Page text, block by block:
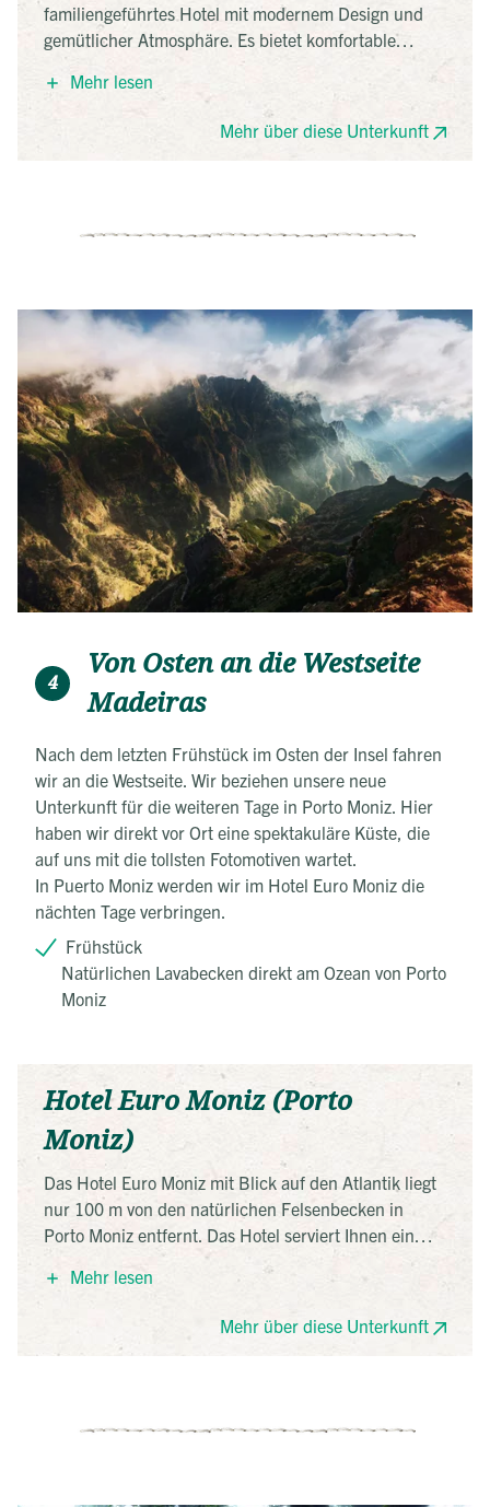
familiengeführtes Hotel mit modernem Design und
gemütlicher Atmosphäre. Es bietet komfortable
Zimmer, eine Dachterrasse mit Blick auf das Meer
und ein hauseigenes Restaurant. Dank seiner
zentralen Lage sind die Altstadt, Geschäfte und
Sehenswürdigkeiten bequem zu Fuß erreichbar
Mehr lesen
Mehr über diese Unterkunft
4
Von Osten an die Westseite
Madeiras
Nach dem letzten Frühstück im Osten der Insel fahren
wir an die Westseite. Wir beziehen unsere neue
Unterkunft für die weiteren Tage in Porto Moniz. Hier
haben wir direkt vor Ort eine spektakuläre Küste, die
auf uns mit die tollsten Fotomotiven wartet.
In Puerto Moniz werden wir im Hotel Euro Moniz die
nächten Tage verbringen.
Frühstück
Natürlichen Lavabecken direkt am Ozean von Porto
Moniz
Hotel Euro Moniz (Porto
Moniz)
Das Hotel Euro Moniz mit Blick auf den Atlantik liegt
nur 100 m von den natürlichen Felsenbecken in
Porto Moniz entfernt. Das Hotel serviert Ihnen ein
sehr reichhaltiges Frühstück. Alle Zimmer im Euro
Moniz sind mit doppelt verglasten Fenstern und
einer Badewanne oder einer ebenerdigen Dusche
Mehr lesen
Mehr über diese Unterkunft